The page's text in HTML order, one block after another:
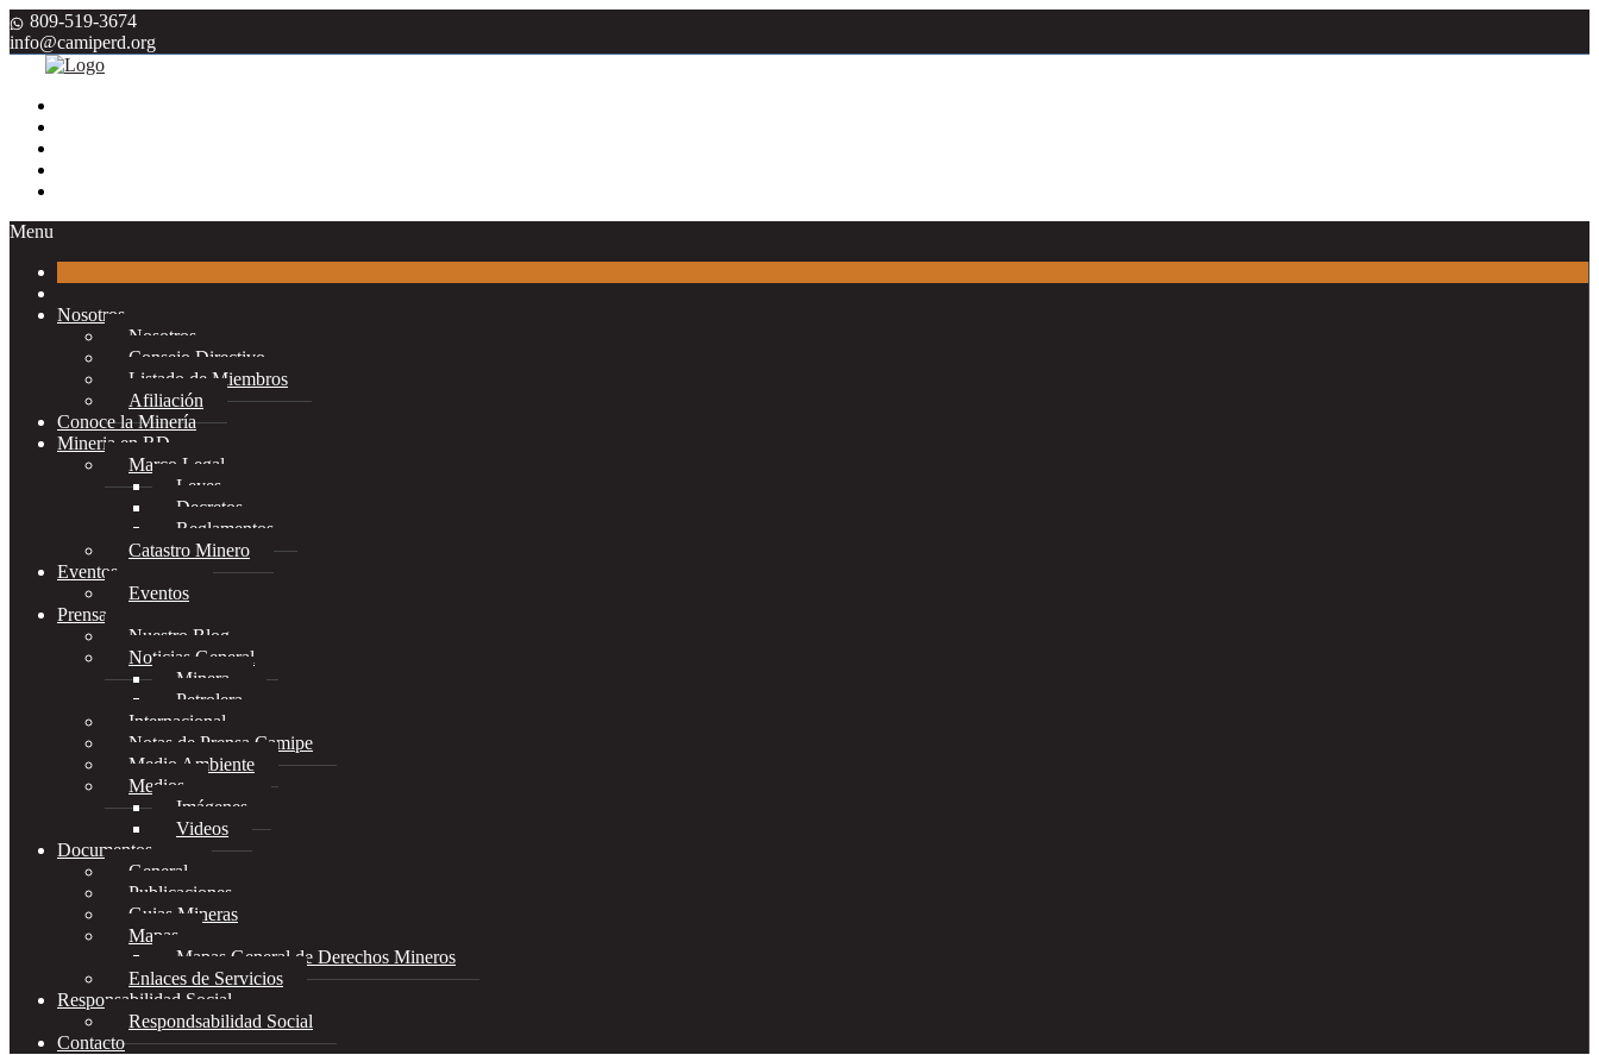
809-519-3674
info@camiperd.org
Menu
Nosotros
Nosotros
Consejo Directivo
Listado de Miembros
Afiliación
Conoce la Minería
Mineria en RD
Marco Legal
Leyes
Decretos
Reglamentos
Catastro Minero
Eventos
Eventos
Prensa
Nuestro Blog
Noticias General
Minera
Petrolera
Internacional
Notas de Prensa Camipe
Medio Ambiente
Medios
Imágenes
Videos
Documentos
General
Publicaciones
Guias Mineras
Mapas
Mapas General de Derechos Mineros
Enlaces de Servicios
Responsabilidad Social
Respondsabilidad Social
Contacto